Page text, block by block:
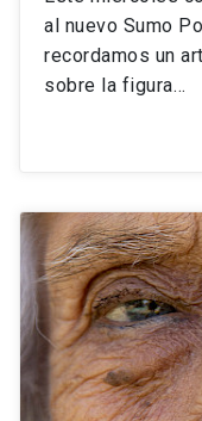
al nuevo Sumo
recordamos un
sobre la figura…